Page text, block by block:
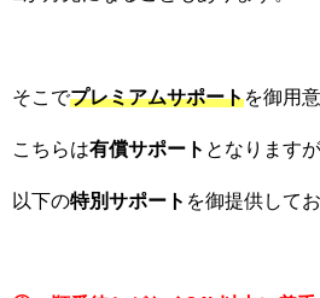
そこでプレミアムサポートを御用
こちらは有償サポート となりますが
以下の特別サポート を御提供して